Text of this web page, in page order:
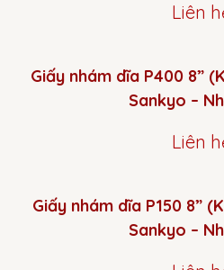
Liên
Giấy nhám dĩa P400 8”
Sankyo –
Liên
Giấy nhám dĩa P150 8”
Sankyo –